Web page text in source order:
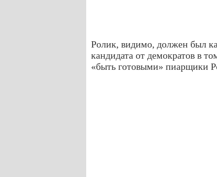
Ролик, видимо, должен был
кандидата от демократов в
«быть готовыми» пиарщики